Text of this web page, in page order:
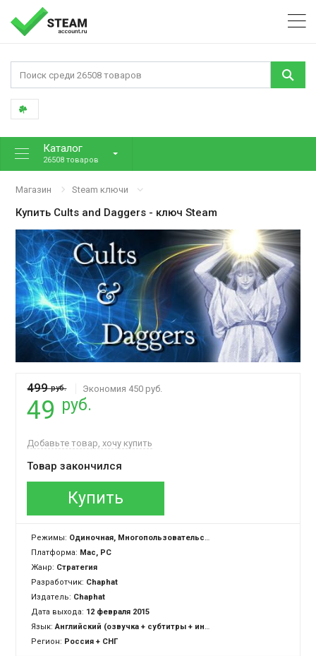
Каталог
26508 товаров
Магазин Steam ключи
Купить Cults and Daggers - ключ Steam
499руб. Экономия 450 руб.
49 руб.
Добавьте товар, хочу купить
Товар закончился
Купить
Режимы: Одиночная, Многопользовательская
Платформа: Mac, PC
Жанр: Стратегия
Разработчик: Chaphat
Издатель: Chaphat
Дата выхода: 12 февраля 2015
Язык:Английский (озвучка + субтитры + интерфейс)
Регион: Россия + СНГ